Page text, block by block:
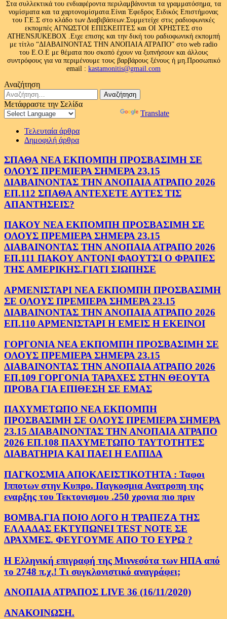
Στα συλλεκτικά του ενδιαφέροντα περιλαμβάνονται τα γραμματόσημα, τα
νομίσματα και τα χαρτονομίσματα.Είναι Έφεδρος Ειδικός Επιστήμονας
του Γ.Ε.Σ στο κλάδο των Διαβιβάσεων.Συμμετείχε στις ραδιοφωνικές
εκπομπές ΑΓΝΩΣΤΟΙ ΕΠΙΣΚΕΠΤΕΣ και ΟΙ ΧΡΗΣΤΕΣ στο
ATHENSJUKEBOX .Ειχε επισης και την δική του ραδιοφωνική εκπομπή
με τίτλο “ΔΙΑΒΑΙΝΟΝΤΑΣ ΤΗΝ ΑΝΟΠΑΙΑ ΑΤΡΑΠΟ” στο web radio
του Ε.Ο.Ε με θέματα που σκοπό έχουν να ξυπνήσουν και άλλους
συντρόφους για να περιμένουμε τους βαρβάρους ξένους ή μη.Προσωπικό
email : kastamonitis@gmail.com
Αναζήτηση
Αναζήτηση
για:
Μετάφραστε την Σελίδα
Translate
Τελευταία άρθρα
Δημοφιλή άρθρα
ΣΠΑΘΑ ΝΕΑ ΕΚΠΟΜΠΗ ΠΡΟΣΒΑΣΙΜΗ ΣΕ
ΟΛΟΥΣ ΠΡΕΜΙΕΡΑ ΣΗΜΕΡΑ 23.15
ΔΙΑΒΑΙΝΟΝΤΑΣ ΤΗΝ ΑΝΟΠΑΙΑ ΑΤΡΑΠΟ 2026
ΕΠ.112 ΣΠΑΘΑ ΑΝΤΕΧΕΤΕ ΑΥΤΕΣ ΤΙΣ
ΑΠΑΝΤΗΣΕΙΣ?
ΠΑΚΟΥ ΝΕΑ ΕΚΠΟΜΠΗ ΠΡΟΣΒΑΣΙΜΗ ΣΕ
ΟΛΟΥΣ ΠΡΕΜΙΕΡΑ ΣΗΜΕΡΑ 23.15
ΔΙΑΒΑΙΝΟΝΤΑΣ ΤΗΝ ΑΝΟΠΑΙΑ ΑΤΡΑΠΟ 2026
ΕΠ.111 ΠΑΚΟΥ ΑΝΤΟΝΙ ΦΑΟΥΤΣΙ Ο ΦΡΑΠΕΣ
ΤΗΣ ΑΜΕΡΙΚΗΣ.ΓΙΑΤΙ ΣΙΩΠΗΣΕ
ΑΡΜΕΝΙΣΤΑΡΙ ΝΕΑ ΕΚΠΟΜΠΗ ΠΡΟΣΒΑΣΙΜΗ
ΣΕ ΟΛΟΥΣ ΠΡΕΜΙΕΡΑ ΣΗΜΕΡΑ 23.15
ΔΙΑΒΑΙΝΟΝΤΑΣ ΤΗΝ ΑΝΟΠΑΙΑ ΑΤΡΑΠΟ 2026
ΕΠ.110 ΑΡΜΕΝΙΣΤΑΡΙ Η ΕΜΕΙΣ Η ΕΚΕΙΝΟΙ
ΓΟΡΓΟΝΙΑ ΝΕΑ ΕΚΠΟΜΠΗ ΠΡΟΣΒΑΣΙΜΗ ΣΕ
ΟΛΟΥΣ ΠΡΕΜΙΕΡΑ ΣΗΜΕΡΑ 23.15
ΔΙΑΒΑΙΝΟΝΤΑΣ ΤΗΝ ΑΝΟΠΑΙΑ ΑΤΡΑΠΟ 2026
ΕΠ.109 ΓΟΡΓΟΝΙΑ ΤΑΡΑΧΕΣ ΣΤΗΝ ΘΕΟΥΤΑ
ΠΡΟΒΑ ΓΙΑ ΕΠΙΘΕΣΗ ΣΕ ΕΜΑΣ
ΠΑΧΥΜΕΤΩΠΟ ΝΕΑ ΕΚΠΟΜΠΗ
ΠΡΟΣΒΑΣΙΜΗ ΣΕ ΟΛΟΥΣ ΠΡΕΜΙΕΡΑ ΣΗΜΕΡΑ
23.15 ΔΙΑΒΑΙΝΟΝΤΑΣ ΤΗΝ ΑΝΟΠΑΙΑ ΑΤΡΑΠΟ
2026 ΕΠ.108 ΠΑΧΥΜΕΤΩΠΟ ΤΑΥΤΟΤΗΤΕΣ
ΔΙΑΒΑΤΗΡΙΑ ΚΑΙ ΠΑΕΙ Η ΕΛΠΙΔΑ
ΠΑΓΚΟΣΜΙΑ ΑΠΟΚΛΕΙΣΤΙΚΟΤΗΤΑ : Ταφοι
Ιπποτων στην Κυπρο. Παγκοσμια Ανατροπη της
εναρξης του Τεκτονισμου .250 χρονια πιο πριν
ΒΟΜΒΑ.ΓΙΑ ΠΟΙΟ ΛΟΓΟ Η ΤΡΑΠΕΖΑ ΤΗΣ
ΕΛΛΑΔΑΣ ΕΚΤΥΠΩΝΕΙ TEST NOTE ΣΕ
ΔΡΑΧΜΕΣ. ΦΕΥΓΟΥΜΕ ΑΠΟ ΤΟ ΕΥΡΩ ?
Η Ελληνική επιγραφή της Μιννεσότα των ΗΠΑ από
το 2748 π.χ.! Τι συγκλονιστικό αναγράφει;
ΑΝΟΠΑΙΑ ΑΤΡΑΠΟΣ LIVE 36 (16/11/2020)
ΑΝΑΚΟΙΝΩΣΗ.